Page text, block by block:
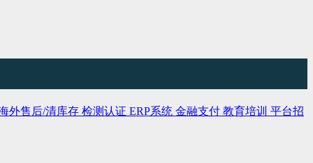
外售后/清库存 检测认证 ERP系统 金融支付 教育培训 平台招